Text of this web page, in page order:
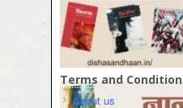
Terms and Condition
About us